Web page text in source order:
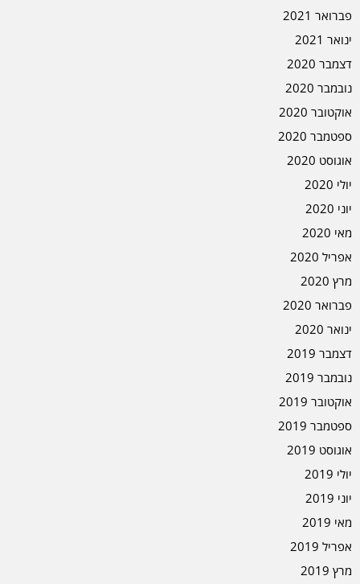
פברואר 2021
ינואר 2021
דצמבר 2020
נובמבר 2020
אוקטובר 2020
ספטמבר 2020
אוגוסט 2020
יולי 2020
יוני 2020
מאי 2020
אפריל 2020
מרץ 2020
פברואר 2020
ינואר 2020
דצמבר 2019
נובמבר 2019
אוקטובר 2019
ספטמבר 2019
אוגוסט 2019
יולי 2019
יוני 2019
מאי 2019
אפריל 2019
מרץ 2019